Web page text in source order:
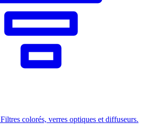
Filtres colorés, verres optiques et diffuseurs.